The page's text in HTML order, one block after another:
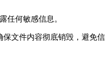
任何敏感信息。
文件内容彻底销毁，避免信